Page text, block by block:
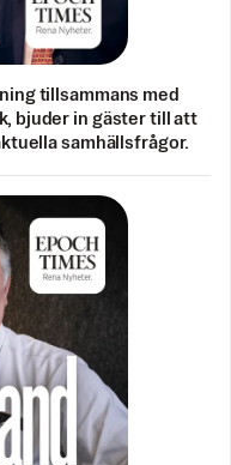
tillsammans med
bjuder in gäster till att
samhällsfrågor.